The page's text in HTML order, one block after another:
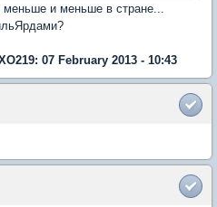
и меньше в стране...
07 February 2013 - 10:43